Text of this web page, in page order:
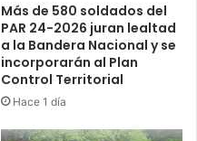
Más de 580 soldados del
PAR 24-2026 juran lealtad
a la Bandera Nacional y se
incorporarán al Plan
Control Territorial
Hace 1 día